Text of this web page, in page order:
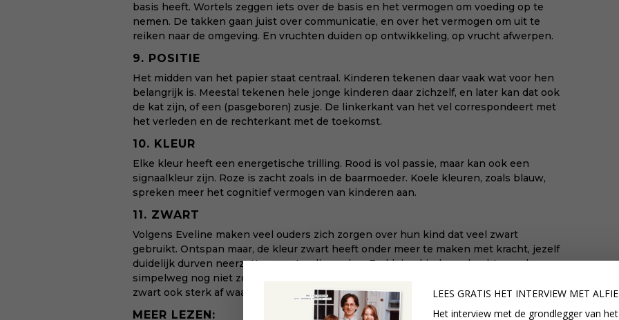
basis heeft. Wortels zeggen iets over de basis en het vermogen om voeding op te
nemen. De takken gaan juist over communicatie, en over het vermogen om uit te
reiken naar de omgeving. En vruchten duiden op ontwikkeling, op vrucht afwerpen.
9. POSITIE
Het midden van het papier staat centraal. Kinderen tekenen daar vaak wat voor hen
belangrijk is. Meestal tekenen hele jonge kinderen daar zichzelf, en later kan dat ook
de kat zijn, of een (pasgeboren) zusje. De linkerkant van het vel correspondeert met
het verleden en de rechterkant met de toekomst.
10. KLEUR
Elke kleur heeft een energetische trilling. Rood is vol passie, maar kan ook een
signaalkleur zijn. Roze is zacht zoals in de baarmoeder. Koele kleuren, zoals blauw,
spreken meer het cognitief vermogen van kinderen aan.
11. ZWART
Volgens Eveline maken veel ouders zich zorgen over hun kind dat veel zwart
gebruikt. Ontspan maar, de kleur zwart heeft onder meer te maken met kracht, jezelf
duidelijk durven neerzetten, opstandig voelen. En kleine kinderen hechten ook
simpelweg nog niet zo veel waarde aan kleurnuances en voor hen steekt de kleur
zwart ook sterk af waardoor hun creatie goed kunnen zien.
MEER LEZEN:
LEES GRATIS HET INTERVIEW MET
Het interview met de grondlegger van het